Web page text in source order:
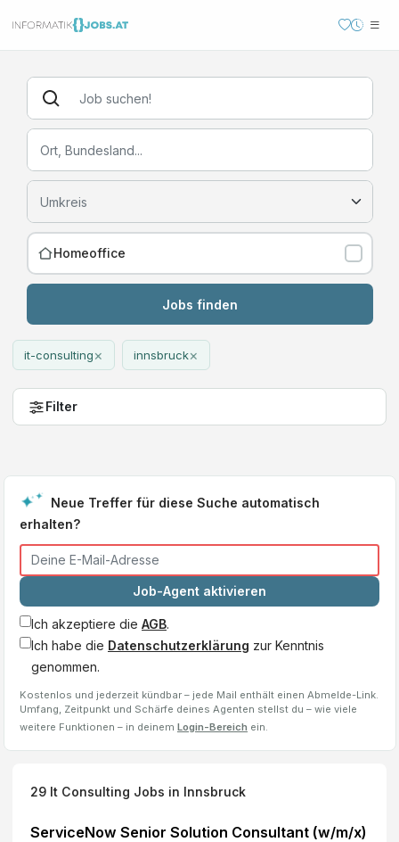
Homeoffice
Jobs finden
it-consulting× innsbruck×
Filter
Neue Treffer für diese Suche automatisch
erhalten?
Job-Agent aktivieren
Ich akzeptiere die AGB.
Ich habe die Datenschutzerklärung zur Kenntnis
genommen.
Kostenlos und jederzeit kündbar – jede Mail enthält einen Abmelde-Link.
Umfang, Zeitpunkt und Schärfe deines Agenten stellst du – wie viele
weitere Funktionen – in deinem Login-Bereich ein.
29 It Consulting Jobs in Innsbruck
ServiceNow Senior Solution Consultant (w/m/x)